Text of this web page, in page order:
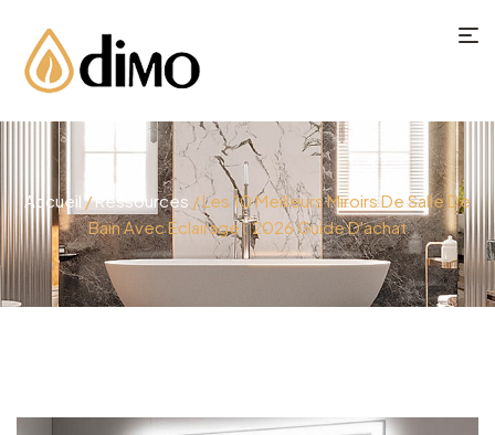
Accueil/Ressources / Les 10 Meilleurs Miroirs De Salle De
Bain Avec Éclairage : 2026 Guide D'achat